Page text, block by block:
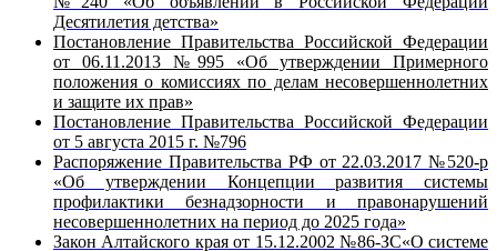
Десятилетия детства»
Постановление Правительства Российской Федерации
от 06.11.2013 №995 «Об утверждении Примерного
положения о комиссиях по делам несовершеннолетних
и защите их прав»
Постановление Правительства Российской Федерации
от 5 августа 2015 г. №796
Распоряжение Правительства РФ от 22.03.2017 №520-р
«Об утверждении Концепции развития системы
профилактики безнадзорности и правонарушений
несовершеннолетних на период до 2025 года»
Закон Алтайского края от 15.12.2002 №86-ЗС«О системе